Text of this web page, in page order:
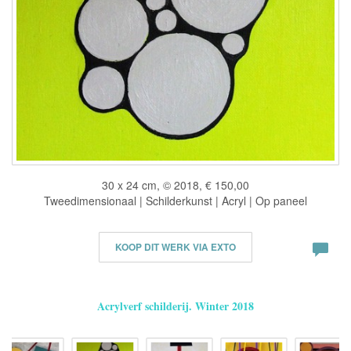
30 x 24 cm, © 2018, € 150,00
Tweedimensionaal | Schilderkunst | Acryl | Op paneel
KOOP DIT WERK VIA EXTO
Acrylverf schilderij. Winter 2018